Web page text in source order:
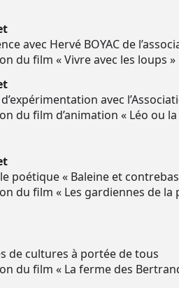
avec Hervé BOYAC de
du film « Vivre avec les loups »
avec
du film d’animation « Léo ou
poétique « Baleine et
du film « Les gardiennes de la
de cultures à portée de tous
du film « La ferme des